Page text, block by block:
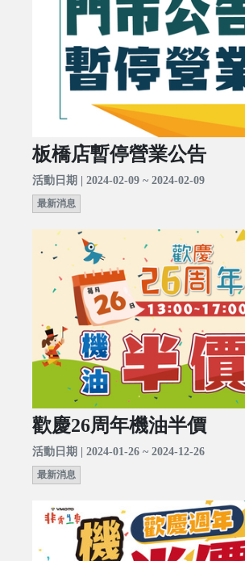
板橋店暫停營業公告
活動日期 | 2024-02-09 ~ 2024-02-09
最新消息
歡慶26周年機油半價
活動日期 | 2024-01-26 ~ 2024-12-26
最新消息